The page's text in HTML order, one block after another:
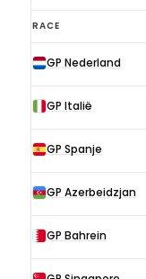
F1-
kalender
2026
RACE
GP Nederland
GP Italië
GP Spanje
GP Azerbeidzjan
GP Bahrein